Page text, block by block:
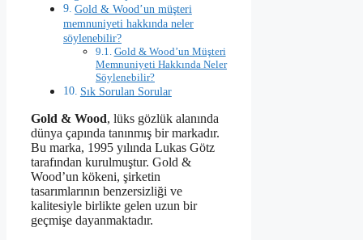
Gold & Wood’un müşteri
memnuniyeti hakkında neler
söylenebilir?
Gold & Wood’un Müşteri
Memnuniyeti Hakkında Neler
Söylenebilir?
Sık Sorulan Sorular
Gold & Wood, lüks gözlük alanında
dünya çapında tanınmış bir markadır.
Bu marka, 1995 yılında Lukas Götz
tarafından kurulmuştur. Gold &
Wood’un kökeni, şirketin
tasarımlarının benzersizliği ve
kalitesiyle birlikte gelen uzun bir
geçmişe dayanmaktadır.